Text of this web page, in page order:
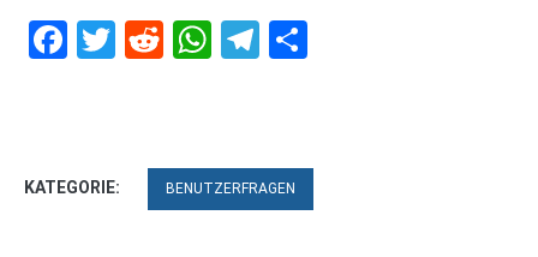
Facebook
Twitter
RedditWhatsApp
Telegram
KATEGORIE: BENUTZERFRAGEN